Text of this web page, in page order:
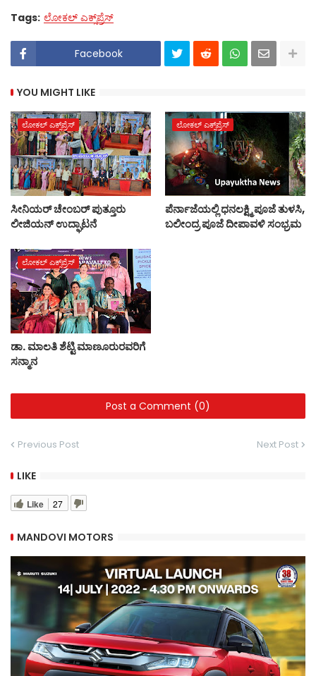
Tags: ಲೋಕಲ್ ಎಕ್ಸ್‌ಪ್ರೆಸ್
Facebook
YOU MIGHT LIKE
ಲೋಕಲ್ ಎಕ್ಸ್‌ಪ್ರೆಸ್
ಸೀನಿಯರ್ ಚೇಂಬರ್ ಪುತ್ತೂರು
ಲೀಜಿಯನ್ ಉದ್ಘಾಟನೆ
ಲೋಕಲ್ ಎಕ್ಸ್‌ಪ್ರೆಸ್
ಪೆರ್ನಾಜೆಯಲ್ಲಿ ಧನಲಕ್ಷ್ಮಿ ಪೂಜೆ ತುಳಸಿ,
ಬಲೀಂದ್ರ ಪೂಜೆ ದೀಪಾವಳಿ ಸಂಭ್ರಮ
ಲೋಕಲ್ ಎಕ್ಸ್‌ಪ್ರೆಸ್
ಡಾ. ಮಾಲತಿ ಶೆಟ್ಟಿ ಮಾಣೂರುರವರಿಗೆ
ಸನ್ಮಾನ
Post a Comment (0)
Previous Post Next Post
LIKE
Like 27
MANDOVI MOTORS